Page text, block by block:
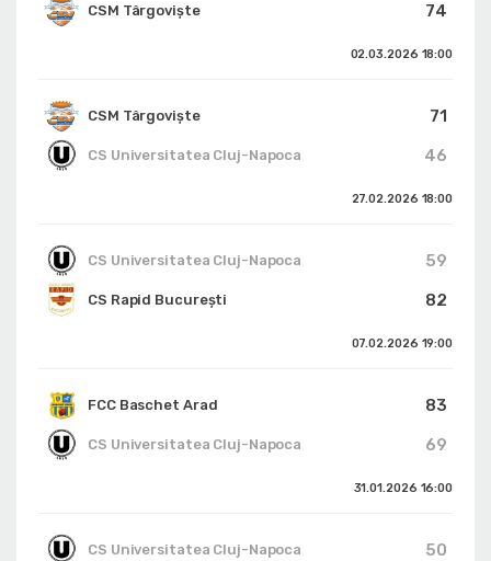
74
CSM Târgoviște
02.03.2026 18:00
CSM Târgoviște
71
46
CS Universitatea Cluj-Napoca
27.02.2026 18:00
CS Universitatea Cluj-Napoca
59
82
CS Rapid București
07.02.2026 19:00
FCC Baschet Arad
83
69
CS Universitatea Cluj-Napoca
31.01.2026 16:00
CS Universitatea Cluj-Napoca
50